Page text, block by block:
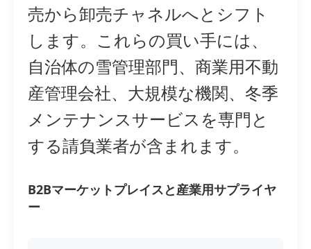
売から卸売チャネルへとシフト
します。これらの買い手には、
自治体の雪管理部門、商業用不動
産管理会社、大規模な機関、冬季
メンテナンスサービスを専門と
する請負業者が含まれます。
B2Bマーケットプレイスと産業用サプライヤ
ー